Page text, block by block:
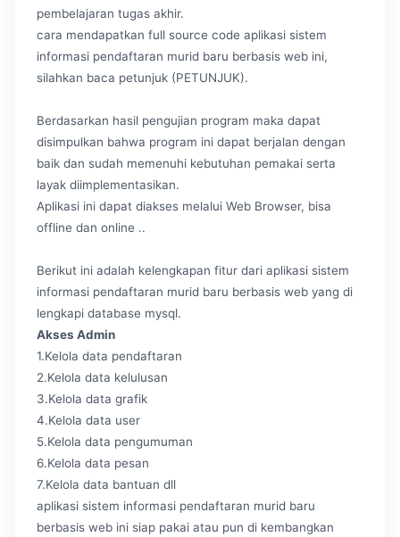
pembelajaran tugas akhir.
cara mendapatkan full source code aplikasi sistem
informasi pendaftaran murid baru berbasis web ini,
silahkan baca petunjuk (PETUNJUK).
Berdasarkan hasil pengujian program maka dapat
disimpulkan bahwa program ini dapat berjalan dengan
baik dan sudah memenuhi kebutuhan pemakai serta
layak diimplementasikan.
Aplikasi ini dapat diakses melalui Web Browser, bisa
offline dan online ..
Berikut ini adalah kelengkapan fitur dari aplikasi sistem
informasi pendaftaran murid baru berbasis web yang di
lengkapi database mysql.
Akses Admin
1.Kelola data pendaftaran
2.Kelola data kelulusan
3.Kelola data grafik
4.Kelola data user
5.Kelola data pengumuman
6.Kelola data pesan
7.Kelola data bantuan dll
aplikasi sistem informasi pendaftaran murid baru
berbasis web ini siap pakai atau pun di kembangkan